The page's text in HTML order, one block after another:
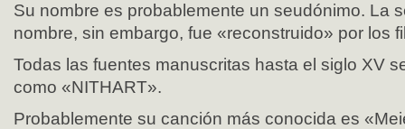
Su nombre es probablemente un seudónimo. La
nombre, sin embargo, fue «reconstruido» por los
Todas las fuentes manuscritas hasta el siglo XV
como «NITHART».
Probablemente su canción más conocida es